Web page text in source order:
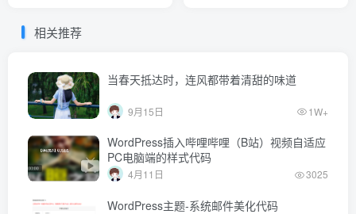
相关推荐
当春天抵达时，连风都带着清甜的味道
9月15日 1W+
WordPress插入哔哩哔哩（B站）视频自适应
PC电脑端的样式代码
4月11日 3025
WordPress主题-系统邮件美化代码